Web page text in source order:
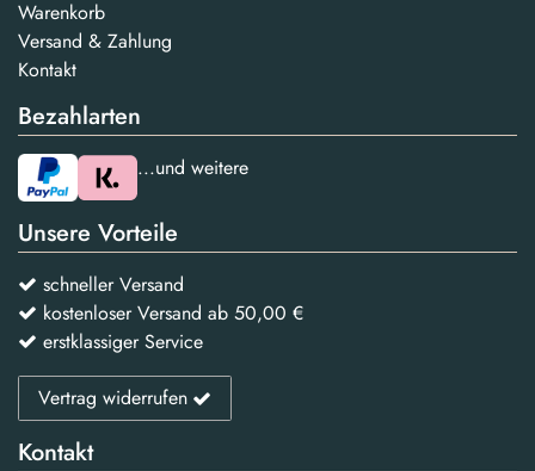
Warenkorb
Versand & Zahlung
Kontakt
Bezahlarten
...und weitere
Unsere Vorteile
schneller Versand
kostenloser Versand ab 50,00 €
erstklassiger Service
Vertrag widerrufen
Kontakt